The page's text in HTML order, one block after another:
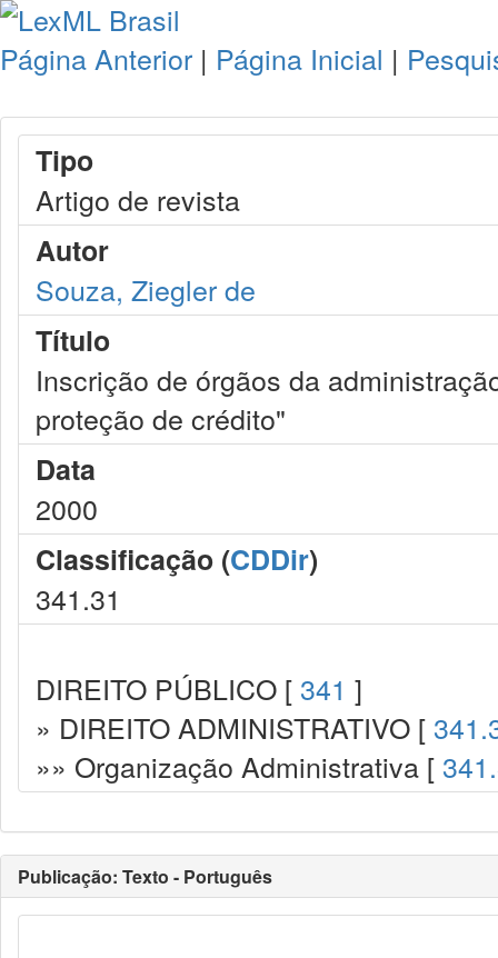
Página Anterior | Página Inicial |
Tipo
Artigo de revista
Autor
Souza, Ziegler de
Título
Inscrição de órgãos da
proteção de crédito"
Data
2000
Classificação (CDDir)
341.31
DIREITO PÚBLICO [ 341 ]
» DIREITO ADMINISTRATIVO [
»» Organização Administrativa [
Publicação: Texto - Português